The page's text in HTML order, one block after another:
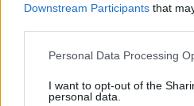
Downstream Participants that
Personal Data Processing
I want to opt-out of the
personal data.